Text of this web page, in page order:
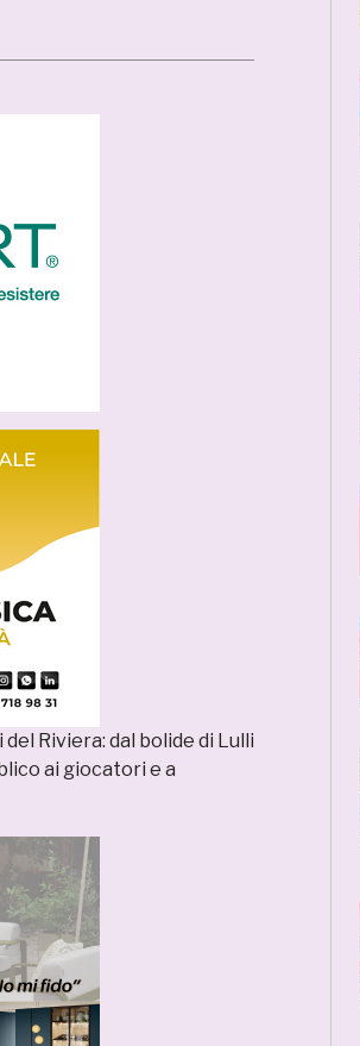
Riviera: dal bolide di Lulli
ai giocatori e a